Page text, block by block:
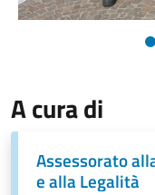
A cura di
Assessorato
e alla Legalità